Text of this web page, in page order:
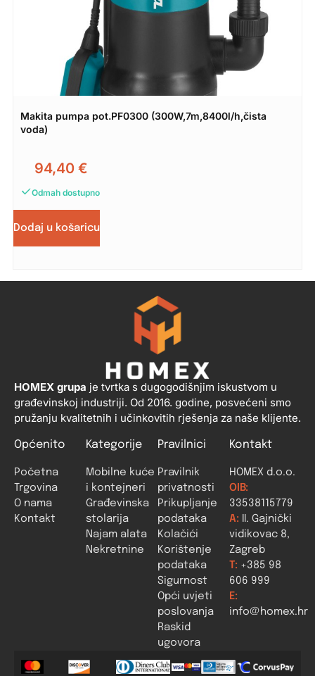
Makita pumpa pot.PF0300 (300W,7m,8400l/h,čista
voda)
94,40 €
Odmah dostupno
Dodaj u košaricu
HOMEX grupa je tvrtka s dugogodišnjim iskustvom u
građevinskoj industriji. Od 2016. godine, posvećeni smo
pružanju kvalitetnih i učinkovitih rješenja za naše klijente.
Općenito
Početna
Trgovina
O nama
Kontakt
Kategorije
Mobilne kuće
i kontejneri
Građevinska
stolarija
Najam alata
Nekretnine
Pravilnici
Pravilnik
privatnosti
Prikupljanje
podataka
Kolačići
Korištenje
podataka
Sigurnost
Opći uvjeti
poslovanja
Raskid
ugovora
Kontakt
HOMEX d.o.o.
OIB:
33538115779
A: II. Gajnički
vidikovac 8,
Zagreb
T: +385 98
606 999
E:
info@homex.hr